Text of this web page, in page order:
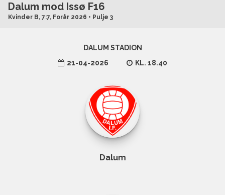
Dalum mod Issø F16
Kvinder B, 7:7, Forår 2026 • Pulje 3
DALUM STADION
21-04-2026
KL. 18.40
Dalum